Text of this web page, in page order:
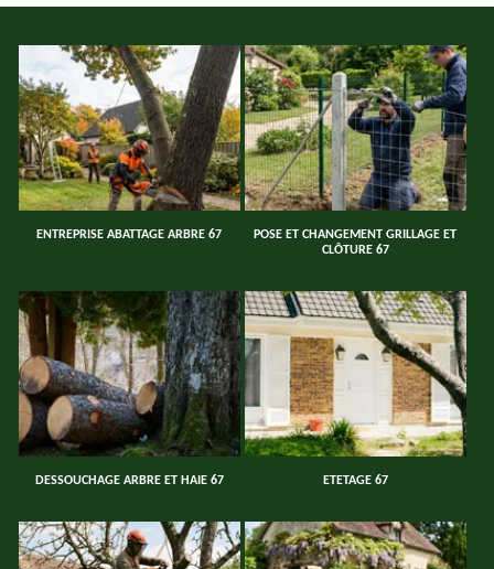
ENTREPRISE ABATTAGE ARBRE 67
POSE ET CHANGEMENT GRILLAGE ET
CLÔTURE 67
DESSOUCHAGE ARBRE ET HAIE 67 ETETAGE 67